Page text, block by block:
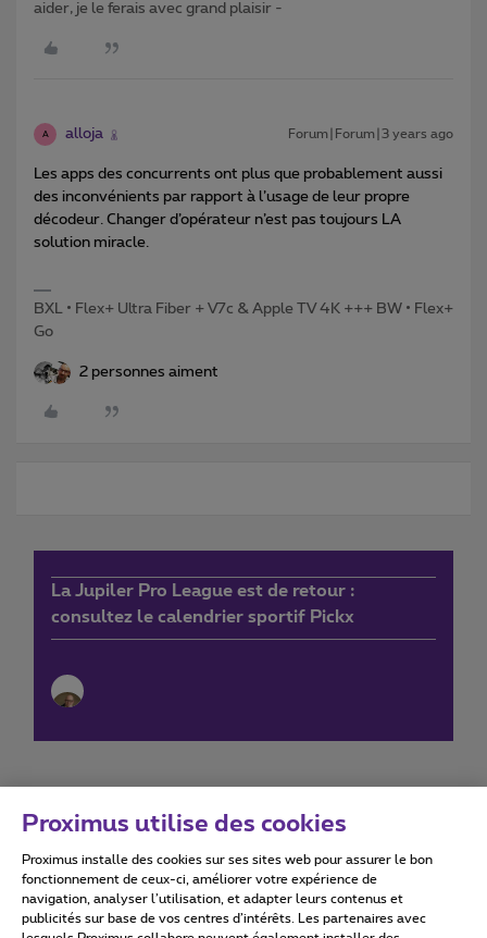
aider, je le ferais avec grand plaisir -
A alloja Forum|Forum|3 years ago
Les apps des concurrents ont plus que probablement aussi
des inconvénients par rapport à l’usage de leur propre
décodeur. Changer d’opérateur n’est pas toujours LA
solution miracle.
BXL • Flex+ Ultra Fiber + V7c & Apple TV 4K +++ BW • Flex+
Go
2 personnes aiment
La Jupiler Pro League est de retour :
consultez le calendrier sportif Pickx
Conditions d'utilisation Accessibility statement
Proximus utilise des cookies
Proximus installe des cookies sur ses sites web pour assurer le bon
fonctionnement de ceux-ci, améliorer votre expérience de
navigation, analyser l’utilisation, et adapter leurs contenus et
publicités sur base de vos centres d’intérêts. Les partenaires avec